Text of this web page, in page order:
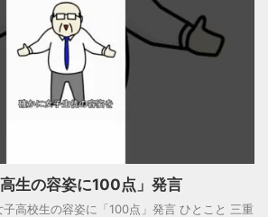
生の容姿に100点」発言
高校生の容姿に「100点」発言 ひとこと 三重